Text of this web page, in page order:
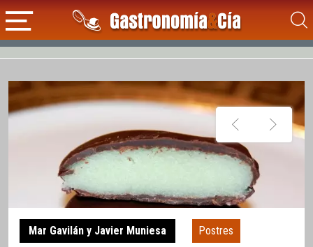
Mar Gavilán y Javier Muniesa Postres